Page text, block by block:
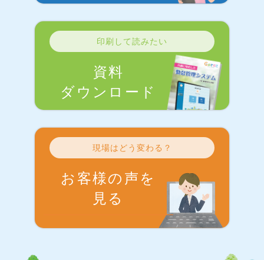
印刷して読みたい
資料
ダウンロード
現場はどう変わる？
お客様の声を
見る